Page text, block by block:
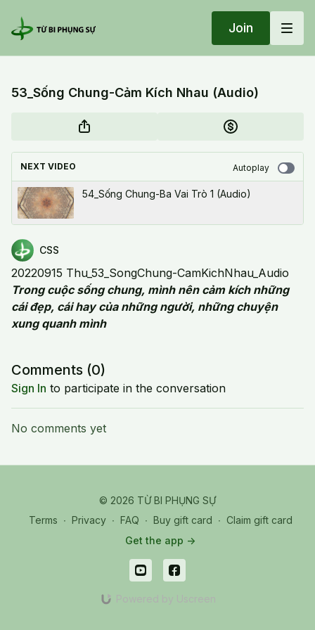
Join
53_Sống Chung-Cảm Kích Nhau (Audio)
NEXT VIDEO Autoplay
54_Sống Chung-Ba Vai Trò 1 (Audio)
CSS
20220915 Thu_53_SongChung-CamKichNhau_Audio
Trong cuộc sống chung, mình nên cảm kích những
cái đẹp, cái hay của những người, những chuyện
xung quanh mình
Comments (0)
Sign In to participate in the conversation
No comments yet
© 2026 TỪ BI PHỤNG SỰ
Terms ∙ Privacy ∙ FAQ ∙ Buy gift card ∙ Claim gift card
Get the app ->
Powered by Uscreen